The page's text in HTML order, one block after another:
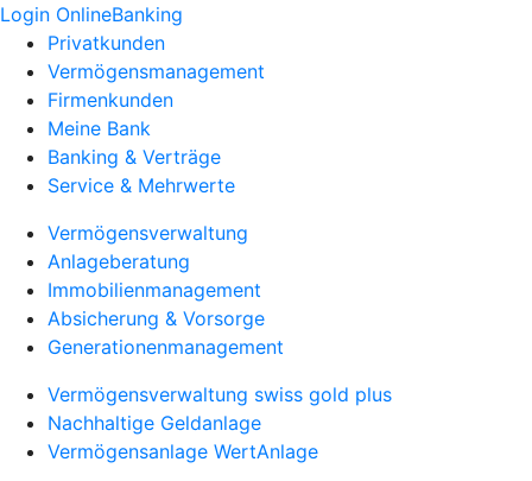
Login OnlineBanking
Privatkunden
Vermögensmanagement
Firmenkunden
Meine Bank
Banking & Verträge
Service & Mehrwerte
Vermögensverwaltung
Anlageberatung
Immobilienmanagement
Absicherung & Vorsorge
Generationenmanagement
Vermögensverwaltung swiss gold plus
Nachhaltige Geldanlage
Vermögensanlage WertAnlage